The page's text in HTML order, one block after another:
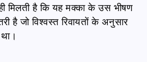
मिलती है कि यह मक्का के उस भीषण
है जो विश्वस्त रिवायतों के अनुसार